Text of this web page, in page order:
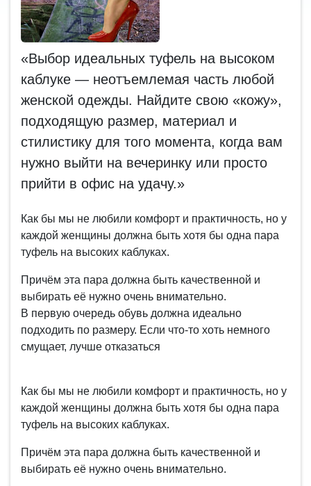
«Выбор идеальных туфель на высоком
каблуке — неотъемлемая часть любой
женской одежды. Найдите свою «кожу»,
подходящую размер, материал и
стилистику для того момента, когда вам
нужно выйти на вечеринку или просто
прийти в офис на удачу.»
Как бы мы не любили комфорт и практичность, но у
каждой женщины должна быть хотя бы одна пара
туфель на высоких каблуках.
Причём эта пара должна быть качественной и
выбирать её нужно очень внимательно.
В первую очередь обувь должна идеально
подходить по размеру. Если что-то хоть немного
смущает, лучше отказаться
Как бы мы не любили комфорт и практичность, но у
каждой женщины должна быть хотя бы одна пара
туфель на высоких каблуках.
Причём эта пара должна быть качественной и
выбирать её нужно очень внимательно.